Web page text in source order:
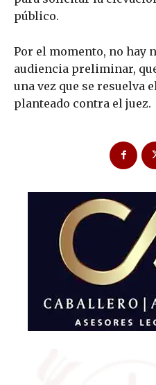
público.
Por el momento, no hay
audiencia preliminar,
una vez que se resuelva
planteado contra el juez.